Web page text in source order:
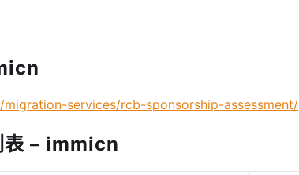
services/rcb-sponsorship-assessment/
– immicn